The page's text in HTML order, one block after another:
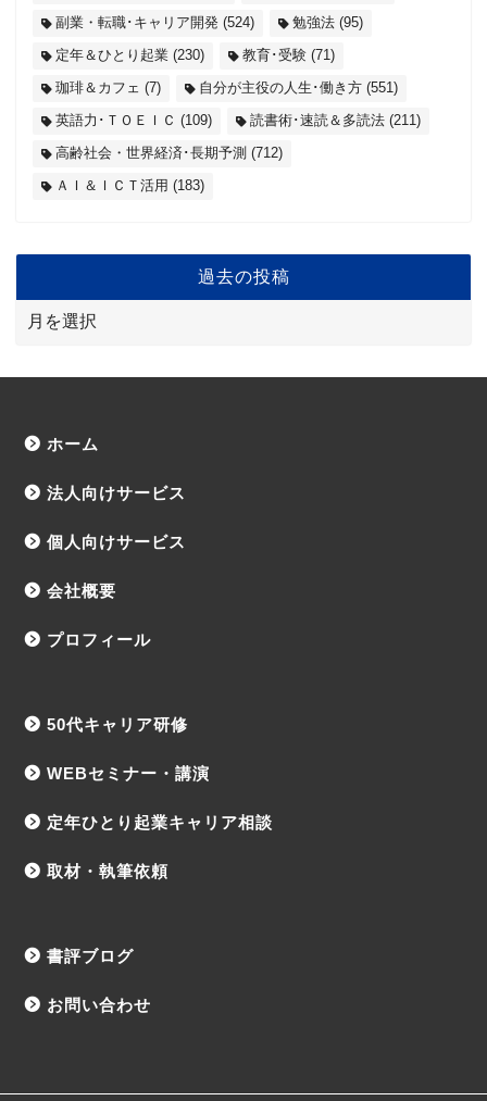
副業・転職･キャリア開発 (524) 勉強法 (95)
定年＆ひとり起業 (230) 教育･受験 (71)
珈琲＆カフェ (7) 自分が主役の人生･働き方 (551)
英語力･ＴＯＥＩＣ (109) 読書術･速読＆多読法 (211)
高齢社会・世界経済･長期予測 (712)
ＡＩ＆ＩＣＴ活用 (183)
過去の投稿
ホーム
法人向けサービス
個人向けサービス
会社概要
プロフィール
50代キャリア研修
WEBセミナー・講演
定年ひとり起業キャリア相談
取材・執筆依頼
書評ブログ
お問い合わせ